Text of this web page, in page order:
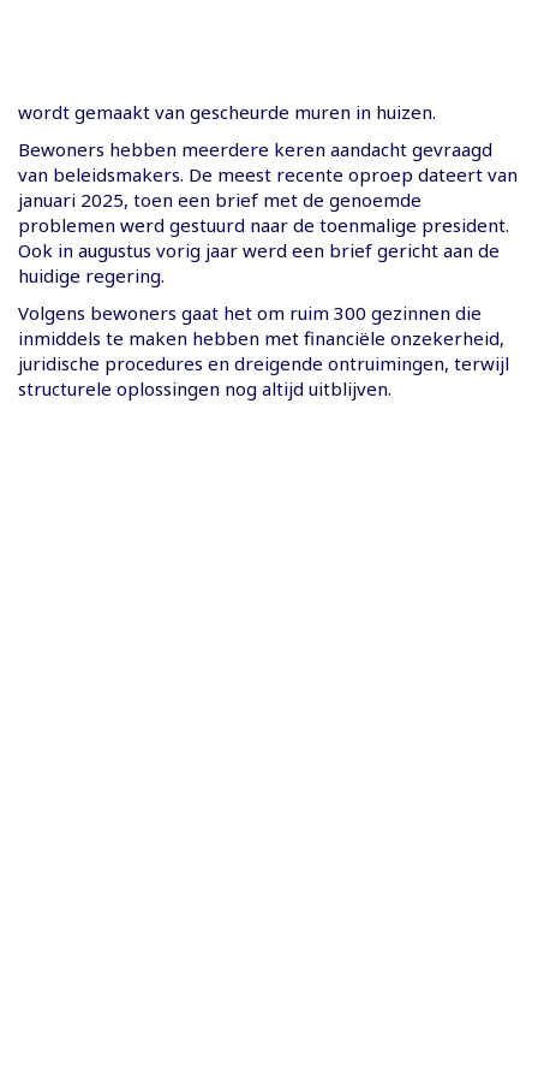
wordt gemaakt van gescheurde muren in huizen.
Bewoners hebben meerdere keren aandacht gevraagd
van beleidsmakers. De meest recente oproep dateert van
januari 2025, toen een brief met de genoemde
problemen werd gestuurd naar de toenmalige president.
Ook in augustus vorig jaar werd een brief gericht aan de
huidige regering.
Volgens bewoners gaat het om ruim 300 gezinnen die
inmiddels te maken hebben met financiële onzekerheid,
juridische procedures en dreigende ontruimingen, terwijl
structurele oplossingen nog altijd uitblijven.